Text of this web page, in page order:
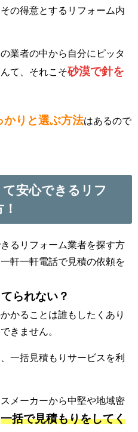
の得意とするリフォーム内
業者の中から自分にピッタ
て、それこそ砂漠で針を
かりと選ぶ方法はあるので
安心できるリフ
るリフォーム業者を探す方
軒一軒電話で見積の依頼を
られない？
かることは誰もしたくあり
きません。
一括見積もりサービスを利
メーカーから中堅や地域密
一括で見積もりをしてく